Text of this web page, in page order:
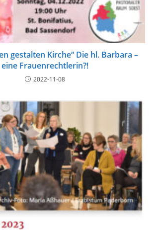
gestalten Kirche“ Die hl. Barbara –
eine Frauenrechtlerin?!
2022-11-08